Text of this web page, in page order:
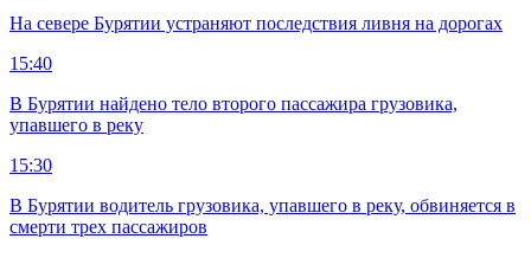
На севере Бурятии устраняют последствия ливня на дорогах
15:40
В Бурятии найдено тело второго пассажира грузовика,
упавшего в реку
15:30
В Бурятии водитель грузовика, упавшего в реку, обвиняется в
смерти трех пассажиров